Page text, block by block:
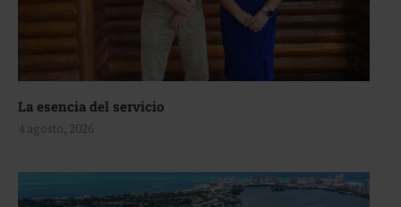
La esencia del servicio
4 agosto, 2026